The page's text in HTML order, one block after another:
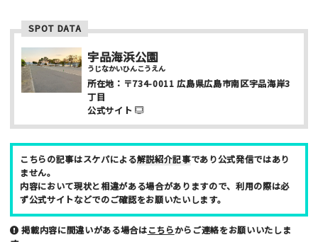
最高！
最悪
該当する項目を選択して下さい（複数可能）
上級者向け
初心者向け
利用者多い
利用者少ない
女性多い
セクション多い
セクション少ない
写真など
SPOT DATA
宇品海浜公園
うじなかいひんこうえん
所在地： 〒734-0011 広島県広島市南区宇品海岸3
丁目
公式サイト
こちらの記事はスケパによる解説紹介記事であり公式発信ではあり
ません。
内容において現状と相違がある場合がありますので、利用の際は必
ず公式サイトなどでのご確認をお願いたいします。
掲載内容に間違いがある場合はこちらからご連絡をお願いいたしま